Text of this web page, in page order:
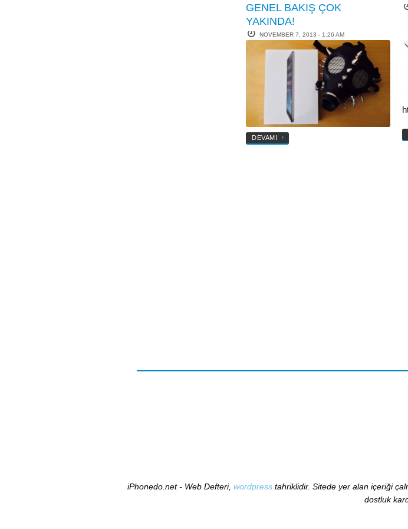
GENEL BAKIŞ ÇOK
YAKINDA!
NOVEMBER 7, 2013 - 1:26 AM
DEVAMI
iPhonedo.net - Web Defteri, wordpresstahriklidir. Sitede yer alan içeriği
dostluk